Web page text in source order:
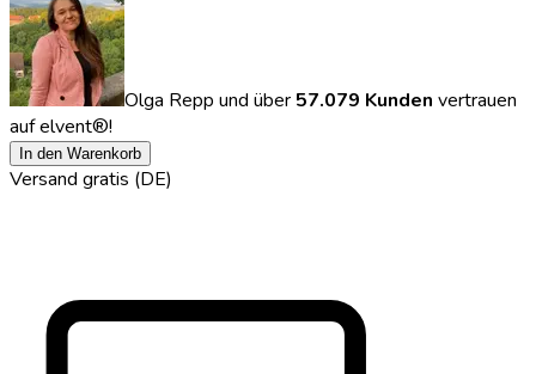
Olga Repp und über 57.079 Kunden vertrauen
auf elvent®!
In den Warenkorb
Versand gratis (DE)